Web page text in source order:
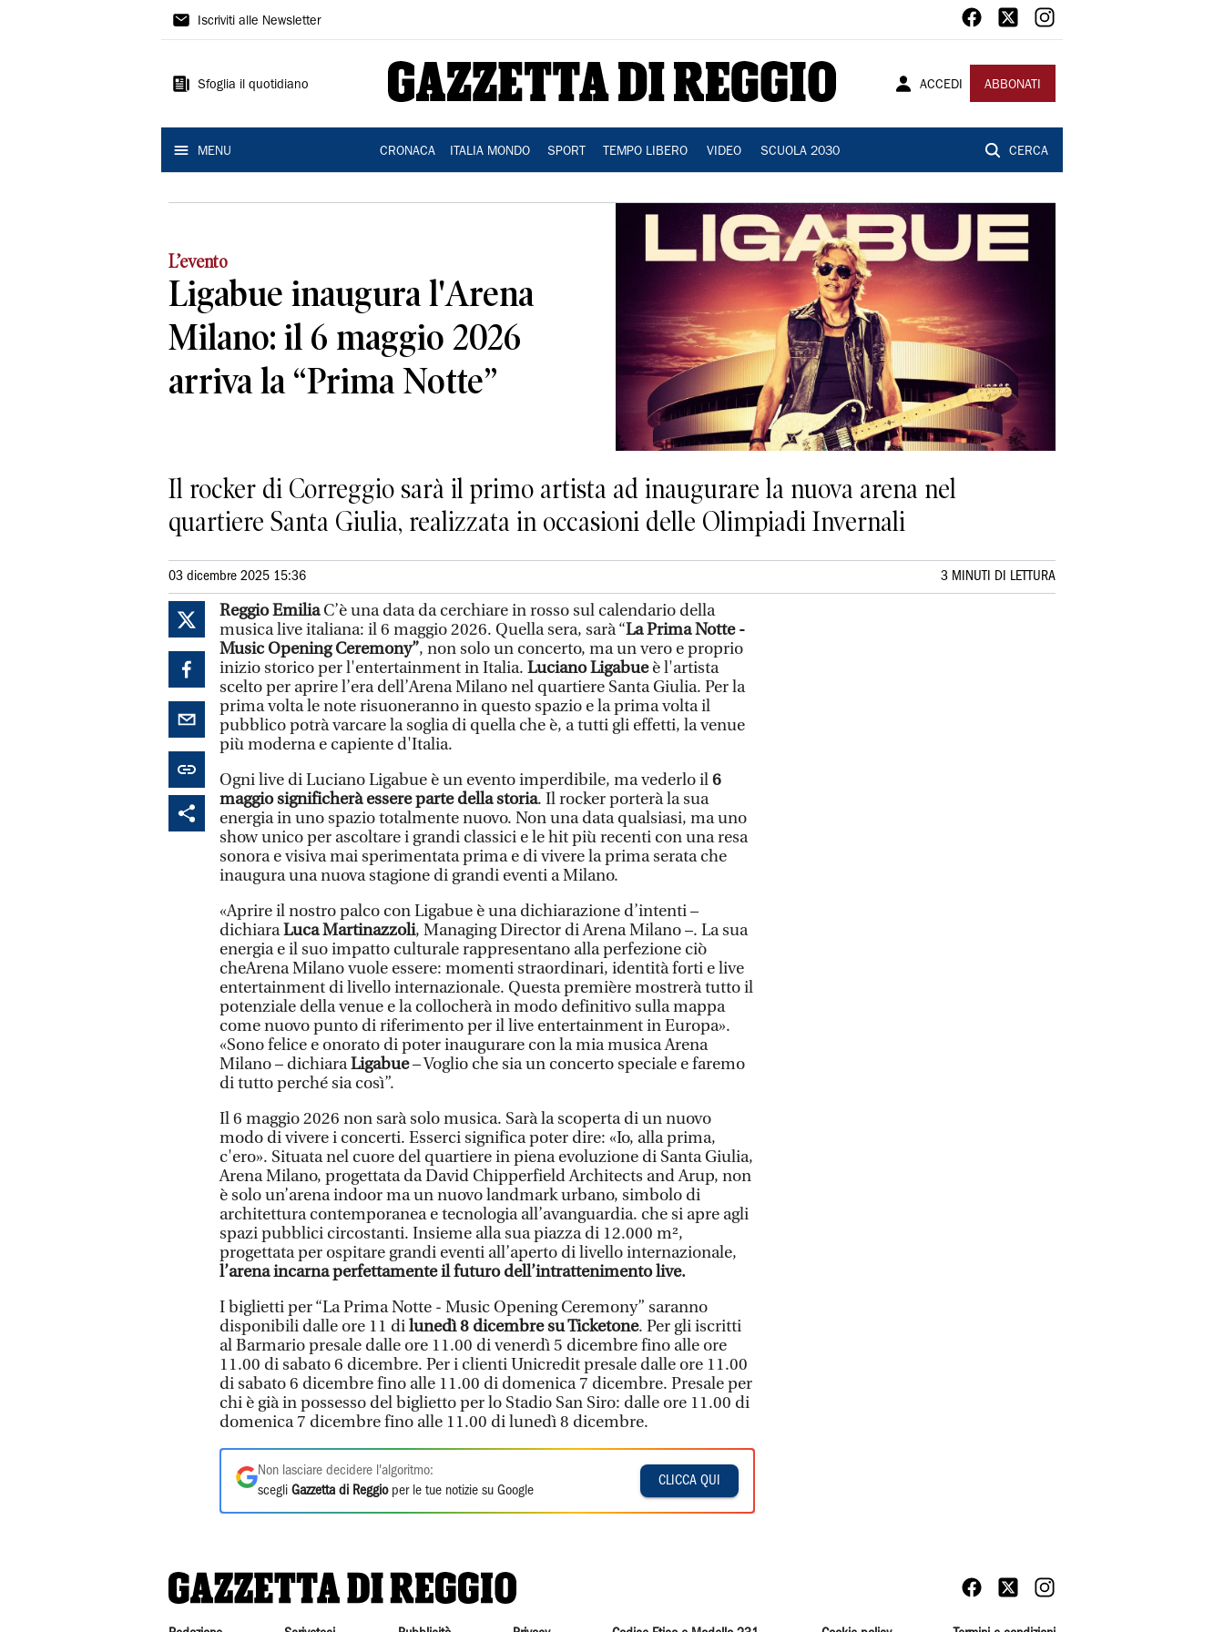
Gazzetta
Reggio
Iscriviti alle Newsletter
Sfoglia il quotidiano ACCEDI ABBONATI
MENU CRONACA ITALIA MONDO SPORT TEMPO LIBERO VIDEO SCUOLA 2030 CERCA
L’evento
Ligabue inaugura l'Arena
Milano: il 6 maggio 2026
arriva la “Prima Notte”
Il rocker di Correggio sarà il primo artista ad inaugurare la nuova arena nel
quartiere Santa Giulia, realizzata in occasioni delle Olimpiadi Invernali
03 dicembre 2025 15:36 3 MINUTI DI LETTURA
Reggio EmiliaC’è una data da cerchiare in rosso sul calendario della
musica live italiana: il 6 maggio 2026. Quella sera, sarà “La Prima Notte -
Music Opening Ceremony”, non solo un concerto, ma un vero e proprio
inizio storico per l'entertainment in Italia. Luciano Ligabueè l'artista
scelto per aprire l’era dell’Arena Milano nel quartiere Santa Giulia. Per la
prima volta le note risuoneranno in questo spazio e la prima volta il
pubblico potrà varcare la soglia di quella che è, a tutti gli effetti, la venue
più moderna e capiente d'Italia.
Ogni live di Luciano Ligabue è un evento imperdibile, ma vederlo il6
maggio significherà essere parte della storia. Il rocker porterà la sua
energia in uno spazio totalmente nuovo. Non una data qualsiasi, ma uno
show unico per ascoltare i grandi classici e le hit più recenti con una resa
sonora e visiva mai sperimentata prima e di vivere la prima serata che
inaugura una nuova stagione di grandi eventi a Milano.
«Aprire il nostro palco con Ligabue è una dichiarazione d’intenti –
dichiaraLuca Martinazzoli, Managing Director di Arena Milano –. La sua
energia e il suo impatto culturale rappresentano alla perfezione ciò
cheArena Milano vuole essere: momenti straordinari, identità forti e live
entertainment di livello internazionale. Questa première mostrerà tutto il
potenziale della venue e la collocherà in modo definitivo sulla mappa
come nuovo punto di riferimento per il live entertainment in Europa».
«Sono felice e onorato di poter inaugurare con la mia musica Arena
Milano – dichiaraLigabue– Voglio che sia un concerto speciale e faremo
di tutto perché sia così”.
Il 6 maggio 2026 non sarà solo musica. Sarà la scoperta di un nuovo
modo di vivere i concerti. Esserci significa poter dire: «Io, alla prima,
c'ero». Situata nel cuore del quartiere in piena evoluzione di Santa Giulia,
Arena Milano, progettata da David Chipperfield Architects and Arup, non
è solo un’arena indoor ma un nuovo landmark urbano, simbolo di
architettura contemporanea e tecnologia all’avanguardia. che si apre agli
spazi pubblici circostanti. Insieme alla sua piazza di 12.000 m²,
progettata per ospitare grandi eventi all’aperto di livello internazionale,
l’arena incarna perfettamente il futuro dell’intrattenimento live.
I biglietti per “La Prima Notte - Music Opening Ceremony” saranno
disponibili dalle ore 11 dilunedì 8 dicembre su Ticketone. Per gli iscritti
al Barmario presale dalle ore 11.00 di venerdì 5 dicembre fino alle ore
11.00 di sabato 6 dicembre. Per i clienti Unicredit presale dalle ore 11.00
di sabato 6 dicembre fino alle 11.00 di domenica 7 dicembre. Presale per
chi è già in possesso del biglietto per lo Stadio San Siro: dalle ore 11.00 di
domenica 7 dicembre fino alle 11.00 di lunedì 8 dicembre.
Non lasciare decidere l'algoritmo:
scegli Gazzetta di Reggioper le tue notizie su Google
CLICCA QUI